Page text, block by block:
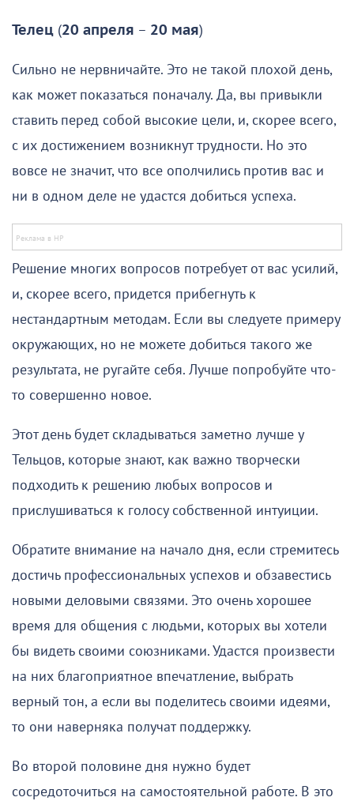
Телец (20 апреля – 20 мая)
Сильно не нервничайте. Это не такой плохой день,
как может показаться поначалу. Да, вы привыкли
ставить перед собой высокие цели, и, скорее всего,
с их достижением возникнут трудности. Но это
вовсе не значит, что все ополчились против вас и
ни в одном деле не удастся добиться успеха.
Решение многих вопросов потребует от вас усилий,
и, скорее всего, придется прибегнуть к
нестандартным методам. Если вы следуете примеру
окружающих, но не можете добиться такого же
результата, не ругайте себя. Лучше попробуйте что-
то совершенно новое.
Этот день будет складываться заметно лучше у
Тельцов, которые знают, как важно творчески
подходить к решению любых вопросов и
прислушиваться к голосу собственной интуиции.
Обратите внимание на начало дня, если стремитесь
достичь профессиональных успехов и обзавестись
новыми деловыми связями. Это очень хорошее
время для общения с людьми, которых вы хотели
бы видеть своими союзниками. Удастся произвести
на них благоприятное впечатление, выбрать
верный тон, а если вы поделитесь своими идеями,
то они наверняка получат поддержку.
Во второй половине дня нужно будет
сосредоточиться на самостоятельной работе. В это